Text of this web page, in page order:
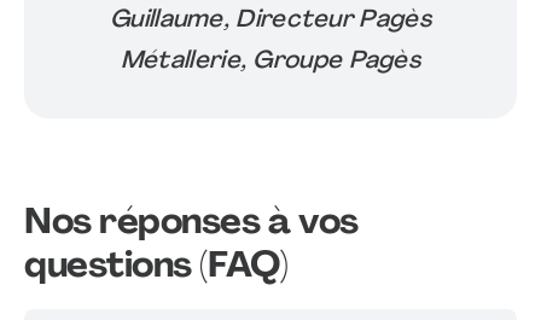
Guillaume, Directeur Pagès
Métallerie, Groupe Pagès
Nos réponses à vos
questions (FAQ)